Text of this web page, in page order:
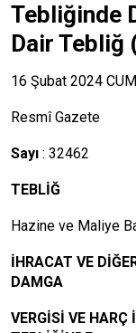
Tebliğinde
Dair Tebliğ
16 Şubat 2024
Resmî Gazete
Sayı : 32462
TEBLİĞ
Hazine ve Maliye
İHRACAT VE
DAMGA
VERGİSİ VE